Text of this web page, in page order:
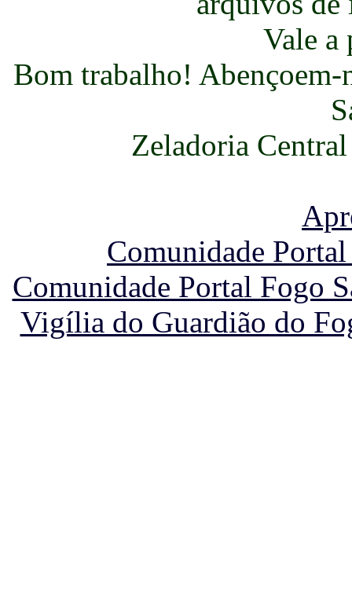
Vale a
Bom trabalho!
Zeladoria
Comunidade
Comunidade Portal Fogo
Vigília do Guardião do